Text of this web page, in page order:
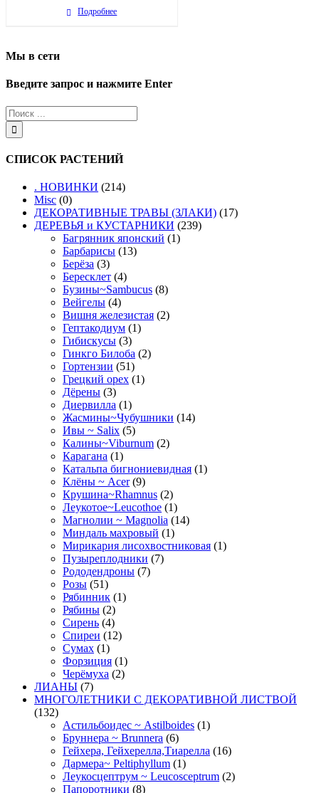
Подробнее
Мы в сети
Введите запрос и нажмите Enter
СПИСОК РАСТЕНИЙ
. НОВИНКИ (214)
Misc (0)
ДЕКОРАТИВНЫЕ ТРАВЫ (ЗЛАКИ) (17)
ДЕРЕВЬЯ и КУСТАРНИКИ (239)
Багрянник японский (1)
Барбарисы (13)
Берёза (3)
Бересклет (4)
Бузины~Sambucus (8)
Вейгелы (4)
Вишня железистая (2)
Гептакодиум (1)
Гибискусы (3)
Гинкго Билоба (2)
Гортензии (51)
Грецкий орех (1)
Дёрены (3)
Диервилла (1)
Жасмины~Чубушники (14)
Ивы ~ Salix (5)
Калины~Viburnum (2)
Карагана (1)
Катальпа бигнониевидная (1)
Клёны ~ Acer (9)
Крушина~Rhamnus (2)
Леукотое~Leucothoe (1)
Магнолии ~ Magnolia (14)
Миндаль махровый (1)
Мирикария лисохвостниковая (1)
Пузыреплодники (7)
Рододендроны (7)
Розы (51)
Рябинник (1)
Рябины (2)
Сирень (4)
Спиреи (12)
Сумах (1)
Форзиция (1)
Черёмуха (2)
ЛИАНЫ (7)
МНОГОЛЕТНИКИ С ДЕКОРАТИВНОЙ ЛИСТВОЙ
(132)
Астильбоидес ~ Astilboides (1)
Бруннера ~ Brunnera (6)
Гейхера, Гейхерелла,Тиарелла (16)
Дармера~ Peltiphyllum (1)
Леукосцептрум ~ Leucosceptrum (2)
Папоротники (8)